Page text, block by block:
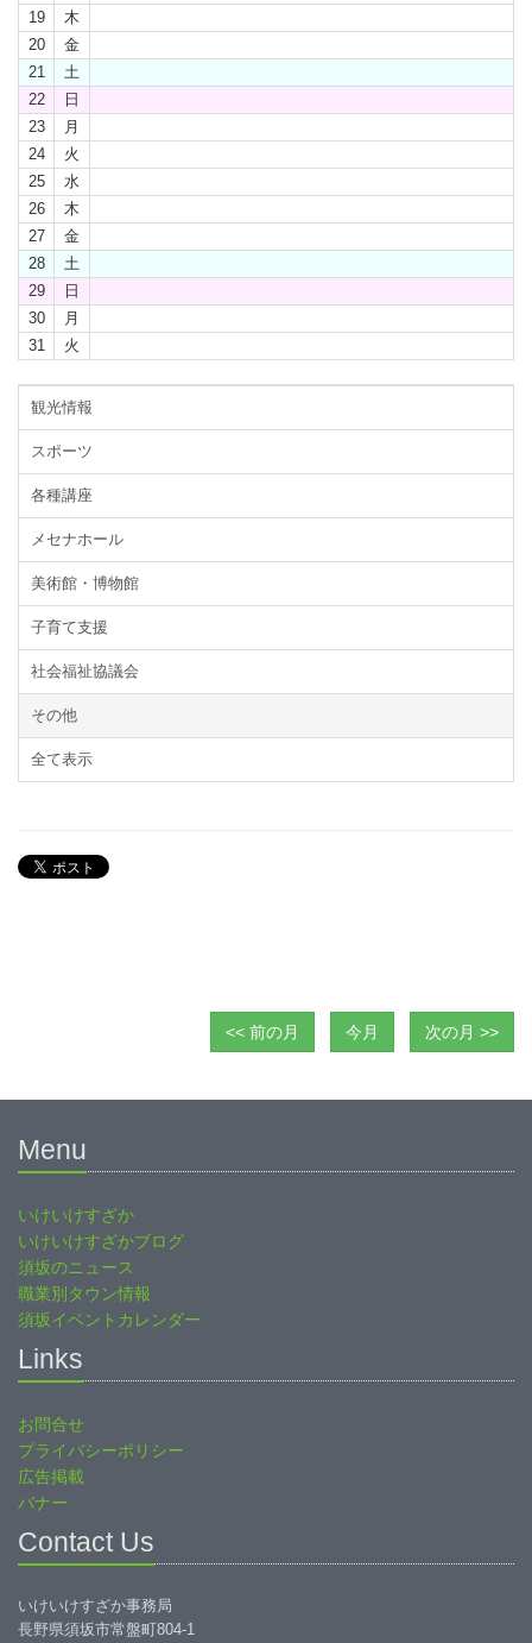
19
木
20
金
21
土
22
日
23
月
24
火
25
水
26
木
27
金
28
土
29
日
30
月
31
火
観光情報
スポーツ
各種講座
メセナホール
美術館・博物館
子育て支援
社会福祉協議会
その他
全て表示
<< 前の月 今月 次の月 >>
Menu
いけいけすざか
いけいけすざかブログ
須坂のニュース
職業別タウン情報
須坂イベントカレンダー
Links
お問合せ
プライバシーポリシー
広告掲載
バナー
Contact Us
いけいけすざか事務局
長野県須坂市常盤町804-1